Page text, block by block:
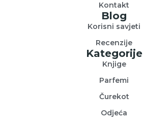
Kontakt
Blog
Korisni savjeti
Recenzije
Kategorije
Knjige
Parfemi
Čurekot
Odjeća